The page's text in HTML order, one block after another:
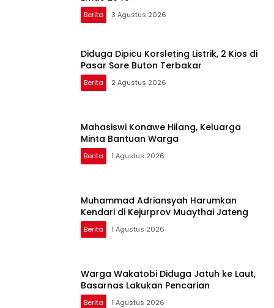
Berita 3 Agustus 2026
Diduga Dipicu Korsleting Listrik, 2 Kios di
Pasar Sore Buton Terbakar
Berita 2 Agustus 2026
Mahasiswi Konawe Hilang, Keluarga
Minta Bantuan Warga
Berita 1 Agustus 2026
Muhammad Adriansyah Harumkan
Kendari di Kejurprov Muaythai Jateng
Berita 1 Agustus 2026
Warga Wakatobi Diduga Jatuh ke Laut,
Basarnas Lakukan Pencarian
Berita 1 Agustus 2026